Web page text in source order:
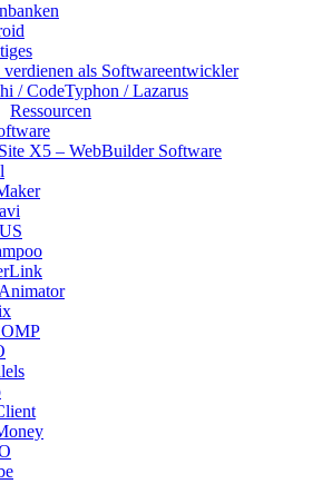
verdienen als Softwareentwickler
/ CodeTyphon / Lazarus
Ressourcen
X5 – WebBuilder Software